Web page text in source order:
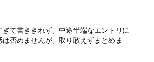
て書ききれず、中途半端なエントリに
否めませんが、取り敢えずまとめま